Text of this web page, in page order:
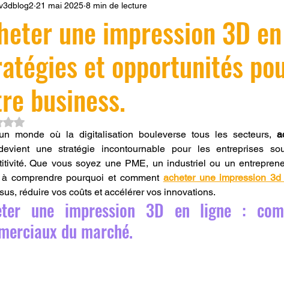
LV3D JEU LV3D Formation
Formation à l'impression 3D CPF impression 3D à la
3D Refaire une piece en 3D
3D postraitement SNAPMAKER CRÉALITY
une impression 3D
et opportunités
business.
21 mai 2025 8 min de lecture
NaN étoiles sur 5.
monde où la digitalisation bouleverse tous les secteurs,
une stratégie incontournable pour les entreprises
Que vous soyez une PME, un industriel ou un
comprendre pourquoi et comment acheter une impression
réduire vos coûts et accélérer vos innovations.
une impression 3D en ligne :
du marché.